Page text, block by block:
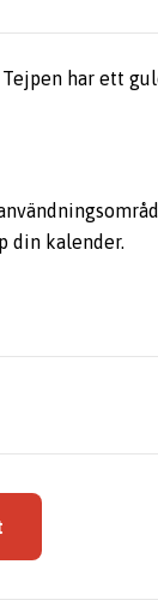
har ett
din kalender.